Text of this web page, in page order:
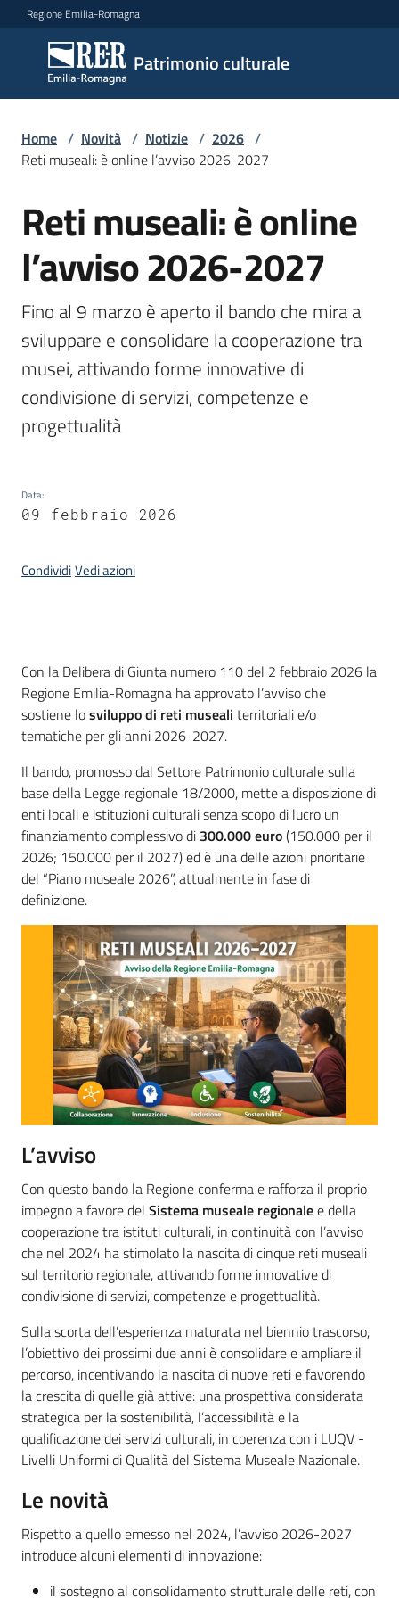
Vai al contenuto
Vai alla navigazione
Vai al footer
Regione Emilia-Romagna
Patrimonio culturale
Patrimonio
culturale
Argomenti
Novità
Servizi
Leggi
Atti
Bandi
Piani
Seguici
su
Home / Novità / Notizie / 2026 /
Reti museali: è online l’avviso 2026-2027
Salta al contenuto
Reti museali: è online
l’avviso 2026-2027
Fino al 9 marzo è aperto il bando che mira a
sviluppare e consolidare la cooperazione tra
musei, attivando forme innovative di
condivisione di servizi, competenze e
progettualità
Data:
09 febbraio 2026
CondividiVedi azioni
Introduzione
Con la Delibera di Giunta numero 110 del 2 febbraio 2026 la
Regione Emilia-Romagna ha approvato l’avviso che
sostiene losviluppo di reti museali territoriali e/o
tematiche per gli anni 2026-2027.
Il bando, promosso dal Settore Patrimonio culturale sulla
base della Legge regionale 18/2000, mette a disposizione di
enti locali e istituzioni culturali senza scopo di lucro un
finanziamento complessivo di 300.000 euro(150.000 per il
2026; 150.000 per il 2027) ed è una delle azioni prioritarie
del “Piano museale 2026”, attualmente in fase di
definizione.
L’avviso
Con questo bando la Regione conferma e rafforza il proprio
impegno a favore del Sistema museale regionalee della
cooperazione tra istituti culturali, in continuità con l’avviso
che nel 2024 ha stimolato la nascita di cinque reti museali
sul territorio regionale, attivando forme innovative di
condivisione di servizi, competenze e progettualità.
Sulla scorta dell’esperienza maturata nel biennio trascorso,
l’obiettivo dei prossimi due anni è consolidare e ampliare il
percorso, incentivando la nascita di nuove reti e favorendo
la crescita di quelle già attive: una prospettiva considerata
strategica per la sostenibilità, l’accessibilità e la
qualificazione dei servizi culturali, in coerenza con i LUQV -
Livelli Uniformi di Qualità del Sistema Museale Nazionale.
Le novità
Rispetto a quello emesso nel 2024, l’avviso 2026-2027
introduce alcuni elementi di innovazione:
il sostegno al consolidamento strutturale delle reti, con